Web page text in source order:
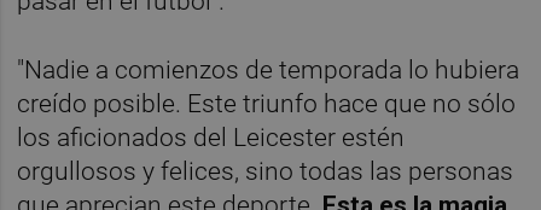
"Nadie a comienzos de temporada lo hubiera
creído posible. Este triunfo hace que no sólo
los aficionados del Leicester estén
orgullosos y felices, sino todas las personas